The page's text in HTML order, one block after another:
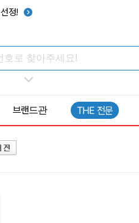
선정!
브랜드관 THE 전문